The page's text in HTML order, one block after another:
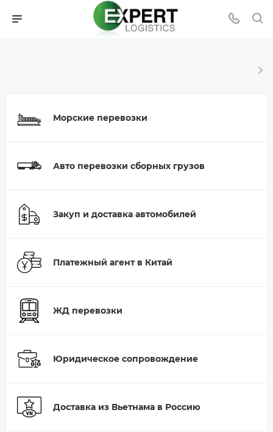
Морские перевозки
Авто перевозки сборных грузов
Закуп и доставка автомобилей
Платежный агент в Китай
ЖД перевозки
Юридическое сопровождение
Доставка из Вьетнама в Россию